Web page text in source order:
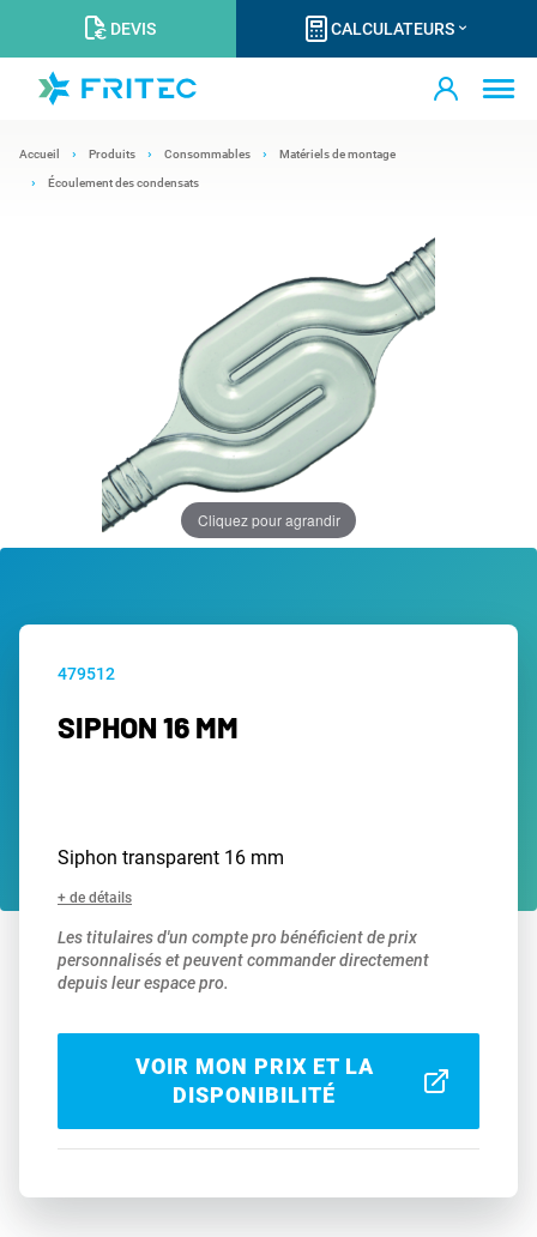
DEVIS CALCULATEURS
Accueil Produits Consommables Matériels de montage
Écoulement des condensats
Cliquez pour agrandir
479512
SIPHON 16 MM
Siphon transparent 16 mm
+ de détails
Les titulaires d'un compte pro bénéficient de prix
personnalisés et peuvent commander directement
depuis leur espace pro.
VOIR MON PRIX ET LA
DISPONIBILITÉ